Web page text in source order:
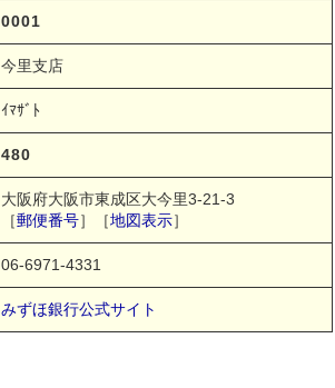
0001
今里支店
ｲﾏｻﾞﾄ
480
大阪府大阪市東成区大今里3-21-3
［郵便番号］［地図表示］
06-6971-4331
みずほ銀行公式サイト